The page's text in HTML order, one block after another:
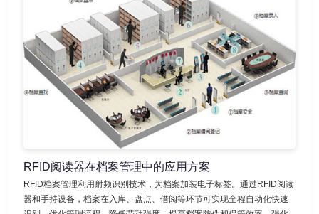
RFID阅读器在档案管理中的应用方案
RFID档案管理利用射频识别技术，为档案加装电子标签。通过RFID阅读
器和手持设备，档案在入库、盘点、借阅等环节可实现全程自动化快速